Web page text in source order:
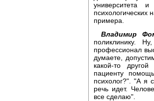
университета
психологических
примера.
Владимир
поликлинику.
профессионал
думаете,
какой-то
пациенту
психолог?". "А я
речь идет.
все сделаю".